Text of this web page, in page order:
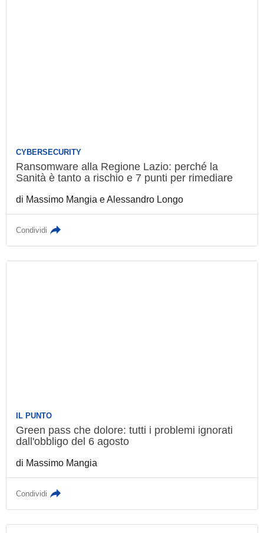
CYBERSECURITY
Ransomware alla Regione Lazio: perché la
Sanità è tanto a rischio e 7 punti per
IL PUNTO
Green pass che dolore: tutti i problemi